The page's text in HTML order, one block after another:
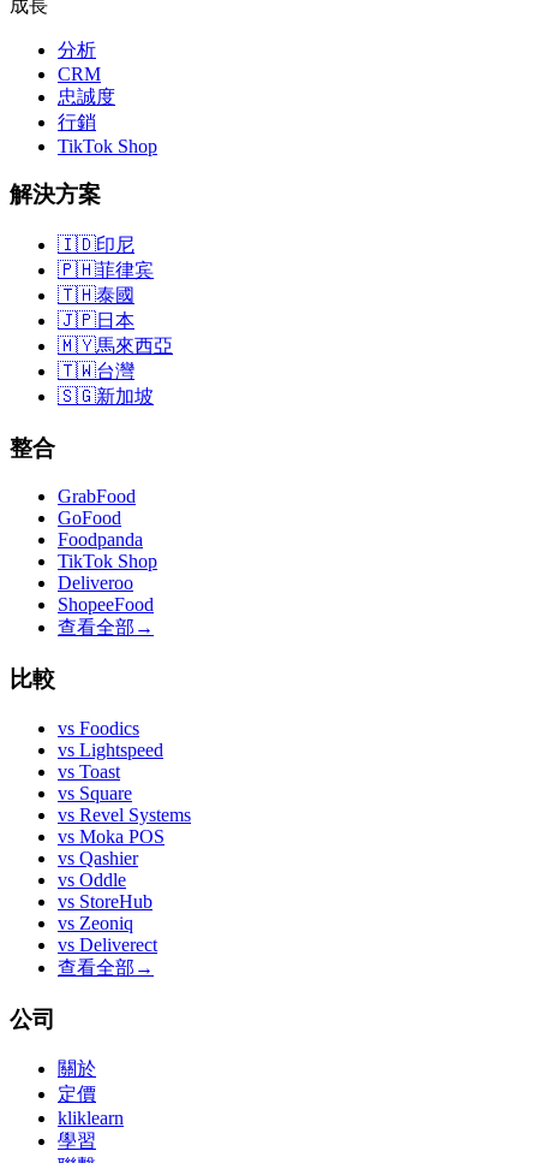
成長
分析
CRM
忠誠度
行銷
TikTok Shop
解決方案
🇮🇩印尼
🇵🇭菲律宾
🇹🇭泰國
🇯🇵日本
🇲🇾馬來西亞
🇹🇼台灣
🇸🇬新加坡
整合
GrabFood
GoFood
Foodpanda
TikTok Shop
Deliveroo
ShopeeFood
查看全部 →
比較
vs Foodics
vs Lightspeed
vs Toast
vs Square
vs Revel Systems
vs Moka POS
vs Qashier
vs Oddle
vs StoreHub
vs Zeoniq
vs Deliverect
查看全部 →
公司
關於
定價
kliklearn
學習